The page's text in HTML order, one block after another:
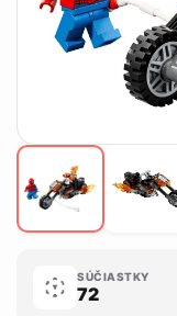
SÚČIASTKY
72